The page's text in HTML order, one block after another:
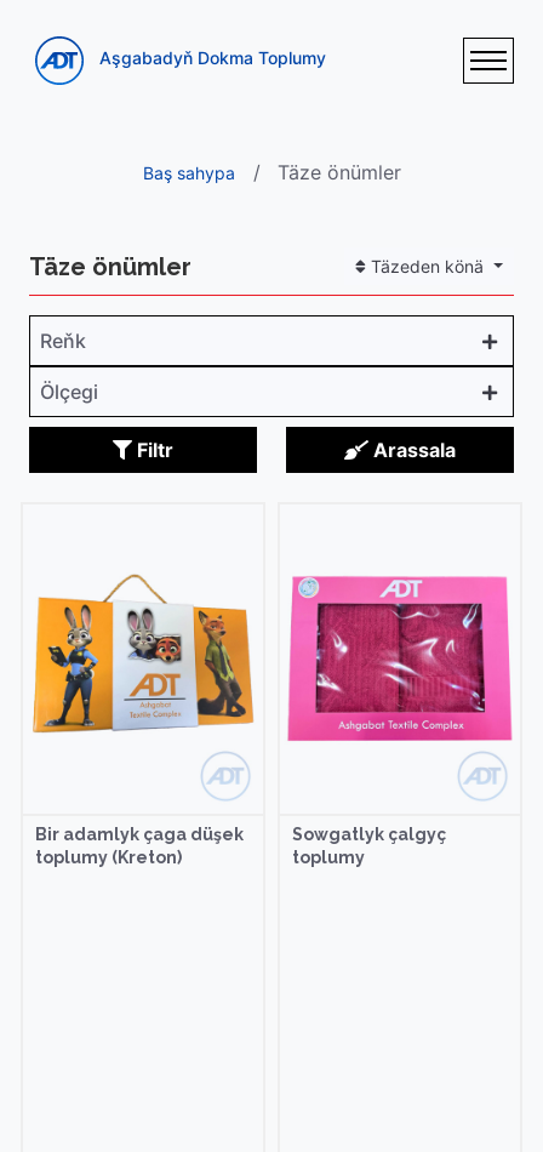
Aşgabadyň Dokma Toplumy
Baş sahypa Täze önümler
Täze önümler Täzeden könä
Reňk
Ölçegi
Filtr Arassala
Bir adamlyk çaga düşek
toplumy (Kreton)
Sowgatlyk çalgyç
toplumy